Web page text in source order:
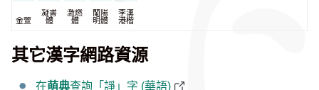
金萱
凝書
體
激燃
體
蘭陽
明體
李漢
港楷
其它漢字網路資源
在萌典查詢「諍」字 (華語)